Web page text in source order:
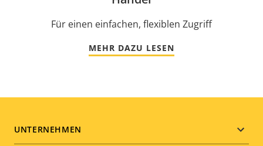
Für einen einfachen, flexiblen Zugriff
MEHR DAZU LESEN
Footer
UNTERNEHMEN